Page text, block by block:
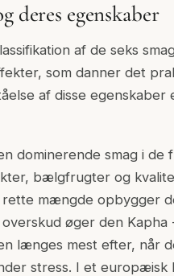
deres egenskaber
af de seks
som danner det
af disse
dominerende smag i
bælgfrugter og
rette mængde opbygger
øger den
længes mest efter, når
stress. I et europæisk